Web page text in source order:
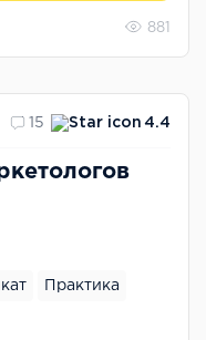
881
15 4.4
Практика